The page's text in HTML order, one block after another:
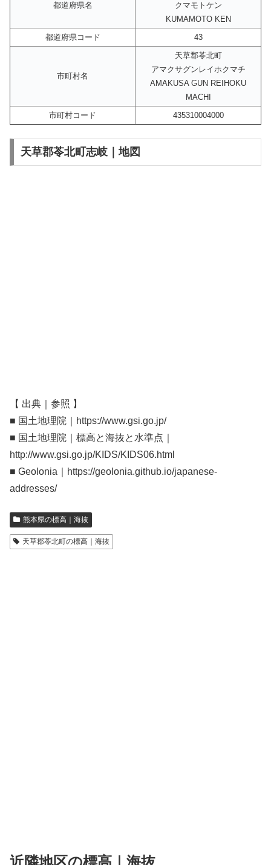
都道府県名
クマモトケン
KUMAMOTO KEN
都道府県コード
43
市町村名
天草郡苓北町
アマクサグンレイホクマチ
AMAKUSA GUN REIHOKU
MACHI
市町村コード
435310004000
天草郡苓北町志岐｜地図
【 出典｜参照 】
■ 国土地理院｜https://www.gsi.go.jp/
■ 国土地理院｜標高と海抜と水準点｜
http://www.gsi.go.jp/KIDS/KIDS06.html
■ Geolonia｜https://geolonia.github.io/japanese-
addresses/
熊本県の標高｜海抜
天草郡苓北町の標高｜海抜
近隣地区の標高｜海抜